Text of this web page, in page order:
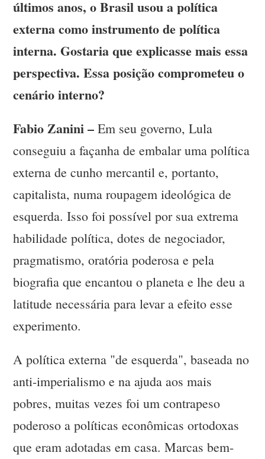
últimos anos, o Brasil usou a política
externa como instrumento de política
interna. Gostaria que explicasse mais essa
perspectiva. Essa posição comprometeu o
cenário interno?
Fabio Zanini – Em seu governo, Lula
conseguiu a façanha de embalar uma política
externa de cunho mercantil e, portanto,
capitalista, numa roupagem ideológica de
esquerda. Isso foi possível por sua extrema
habilidade política, dotes de negociador,
pragmatismo, oratória poderosa e pela
biografia que encantou o planeta e lhe deu a
latitude necessária para levar a efeito esse
experimento.
A política externa "de esquerda", baseada no
anti-imperialismo e na ajuda aos mais
pobres, muitas vezes foi um contrapeso
poderoso a políticas econômicas ortodoxas
que eram adotadas em casa. Marcas bem-